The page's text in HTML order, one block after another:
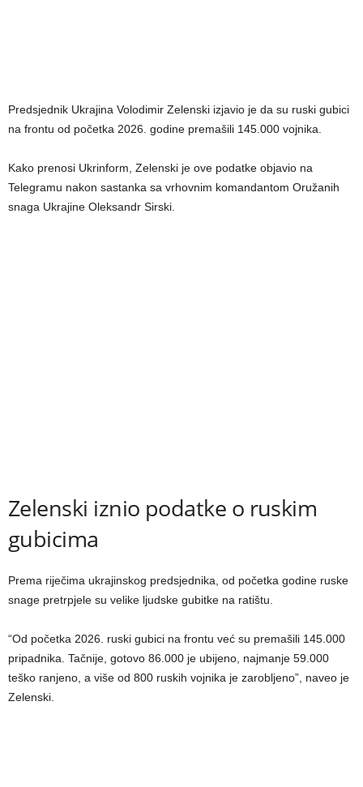
Predsjednik Ukrajina Volodimir Zelenski izjavio je da su ruski gubici
na frontu od početka 2026. godine premašili 145.000 vojnika.
Kako prenosi Ukrinform, Zelenski je ove podatke objavio na
Telegramu nakon sastanka sa vrhovnim komandantom Oružanih
snaga Ukrajine Oleksandr Sirski.
Zelenski iznio podatke o ruskim
gubicima
Prema riječima ukrajinskog predsjednika, od početka godine ruske
snage pretrpjele su velike ljudske gubitke na ratištu.
“Od početka 2026. ruski gubici na frontu već su premašili 145.000
pripadnika. Tačnije, gotovo 86.000 je ubijeno, najmanje 59.000
teško ranjeno, a više od 800 ruskih vojnika je zarobljeno”, naveo je
Zelenski.